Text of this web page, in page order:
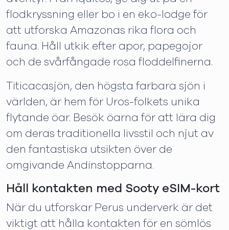
flodkryssning eller bo i en eko-lodge för
att utforska Amazonas rika flora och
fauna. Håll utkik efter apor, papegojor
och de svårfångade rosa floddelfinerna.
Titicacasjön, den högsta farbara sjön i
världen, är hem för Uros-folkets unika
flytande öar. Besök öarna för att lära dig
om deras traditionella livsstil och njut av
den fantastiska utsikten över de
omgivande Andinstopparna.
Håll kontakten med Sooty eSIM-kort
När du utforskar Perus underverk är det
viktigt att hålla kontakten för en sömlös